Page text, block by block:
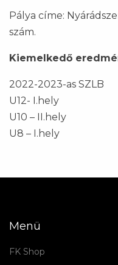
Pálya címe:
szám.
Kiemelkedő
2022-2023-as SZLB
U12- I.hely
U10 – II.hely
U8 – I.hely
Menü
FK Shop